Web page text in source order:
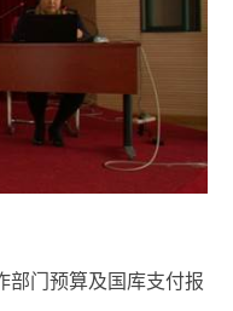
部门预算及国库支付报